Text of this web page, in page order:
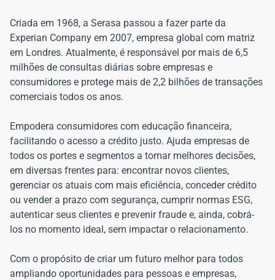
Criada em 1968, a Serasa passou a fazer parte da
Experian Company em 2007, empresa global com matriz
em Londres. Atualmente, é responsável por mais de 6,5
milhões de consultas diárias sobre empresas e
consumidores e protege mais de 2,2 bilhões de transações
comerciais todos os anos.
Empodera consumidores com educação financeira,
facilitando o acesso a crédito justo. Ajuda empresas de
todos os portes e segmentos a tomar melhores decisões,
em diversas frentes para: encontrar novos clientes,
gerenciar os atuais com mais eficiência, conceder crédito
ou vender a prazo com segurança, cumprir normas ESG,
autenticar seus clientes e prevenir fraude e, ainda, cobrá-
los no momento ideal, sem impactar o relacionamento.
Com o propósito de criar um futuro melhor para todos
ampliando oportunidades para pessoas e empresas,